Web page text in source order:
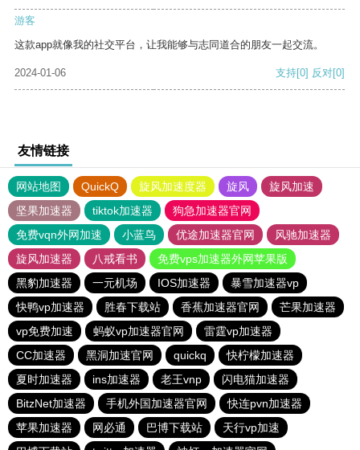
游客
这款app就像我的社交平台，让我能够与志同道合的朋友一起交流。
2024-01-06 支持[0] 反对[0]
友情链接
网站地图 QuickQ 旋风加速度器 旋风
旋风加速
坚果加速器
tiktok加速器
狗急加速器官网
免费vqn外网加速
小蓝鸟 优途加速器官网
风驰加速器
旋风加速器
八戒看书
免费vps加速器外网苹果版
黑豹加速器
一元机场 IOS加速器
暴雪加速器vp
快鸭vp加速器
胜春下载站 香蕉加速器官网
芒果加速器
vp免费加速
蚂蚁vp加速器官网
雷霆vp加速器
CC加速器
黑洞加速官网 quickq
快柠檬加速器
夏时加速器
ins加速器 老王vnp
闪电猫加速器
BitzNet加速器
手机外国加速器官网
快连pvn加速器
苹果加速器
网必通 巴博下载站
天行vp加速